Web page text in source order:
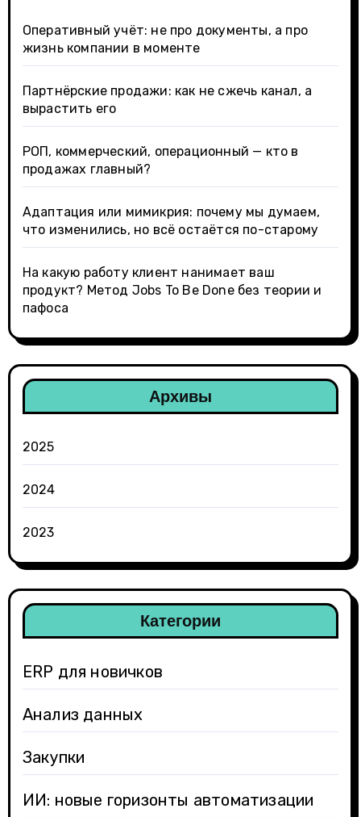
Оперативный учёт: не про документы, а про
жизнь компании в моменте
Партнёрские продажи: как не сжечь канал, а
вырастить его
РОП, коммерческий, операционный — кто в
продажах главный?
Адаптация или мимикрия: почему мы думаем,
что изменились, но всё остаётся по-старому
На какую работу клиент нанимает ваш
продукт? Метод Jobs To Be Done без теории и
пафоса
Архивы
2025
2024
2023
Категории
ERP для новичков
Анализ данных
Закупки
ИИ: новые горизонты автоматизации